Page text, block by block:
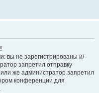
вы не зарегистрированы и/
запретил отправку
же администратор запретил
конференции для